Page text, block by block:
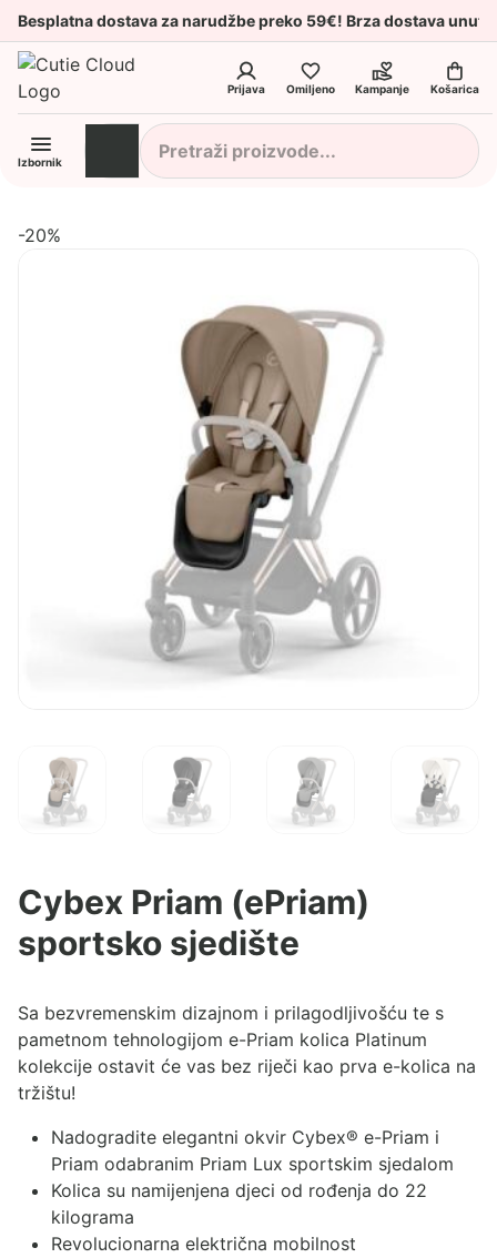
Besplatna dostava za narudžbe preko 59€! Brza dostava
Prijava Omiljeno Kampanje Košarica
Izbornik
-20%
Cybex Priam (ePriam)
sportsko sjedište
Sa bezvremenskim dizajnom i prilagodljivošću te s
pametnom tehnologijom e-Priam kolica Platinum
kolekcije ostavit će vas bez riječi kao prva e-kolica na
tržištu!
Nadogradite elegantni okvir Cybex® e-Priam i
Priam odabranim Priam Lux sportskim sjedalom
Kolica su namijenjena djeci od rođenja do 22
kilograma
Revolucionarna električna mobilnost